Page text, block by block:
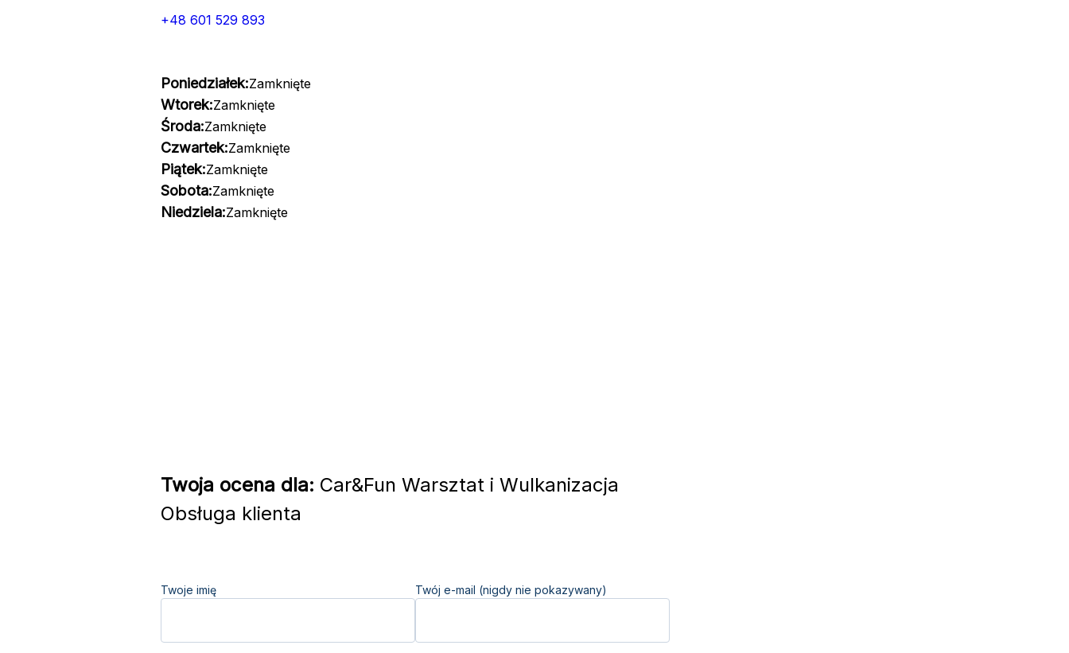
+48 601 529 893
Poniedziałek:Zamknięte
Wtorek:Zamknięte
Środa:Zamknięte
Czwartek:Zamknięte
Piątek:Zamknięte
Sobota:Zamknięte
Niedziela:Zamknięte
Twoja ocena dla: Car&Fun Warsztat i Wulkanizacja
Obsługa klienta
Twoje imię Twój e-mail (nigdy nie pokazywany)